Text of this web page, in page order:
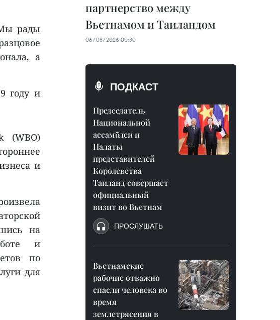
рады
а
году и
(WBO)
и
на
и
по
для
партнерство между
Вьетнамом и Таиландом
06/08/2026 00:30
ПОДКАСТ
Председатель
Национальной
ассамблеи и
Палаты
представителей
Королевства
Таиланд совершает
официальный
визит во Вьетнам
ПРОСЛУШАТЬ
Вьетнамские
рабочие отважно
спасли человека во
время
землетрясения в